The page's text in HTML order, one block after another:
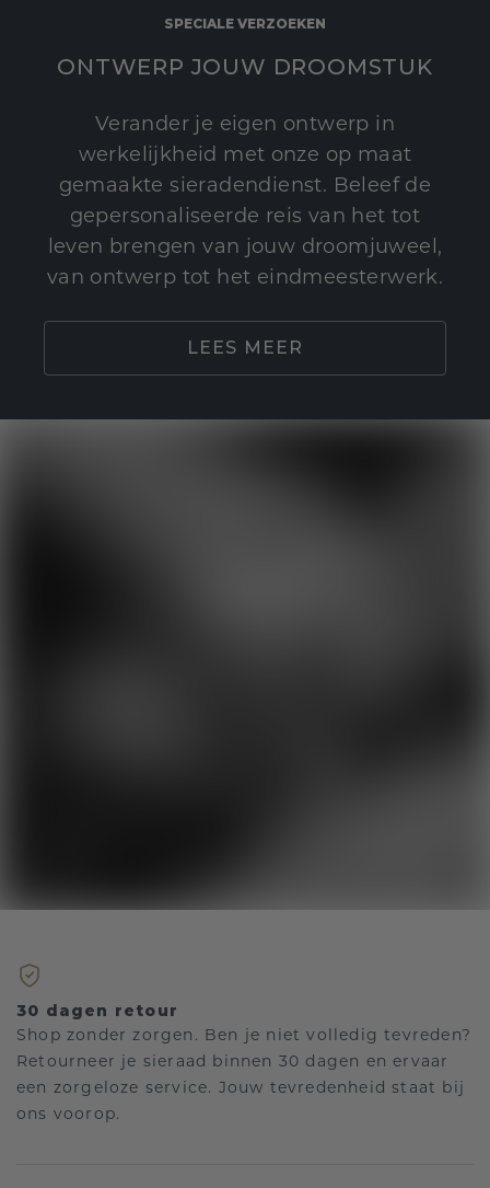
SPECIALE VERZOEKEN
ONTWERP JOUW DROOMSTUK
Verander je eigen ontwerp in
werkelijkheid met onze op maat
gemaakte sieradendienst. Beleef de
gepersonaliseerde reis van het tot
leven brengen van jouw droomjuweel,
van ontwerp tot het eindmeesterwerk.
LEES MEER
30 dagen retour
Shop zonder zorgen. Ben je niet volledig tevreden?
Retourneer je sieraad binnen 30 dagen en ervaar
een zorgeloze service. Jouw tevredenheid staat bij
ons voorop.